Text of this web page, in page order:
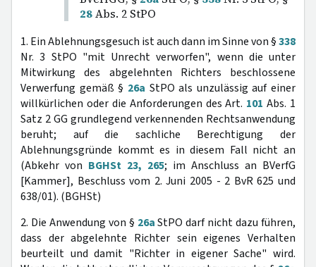
28Abs. 2 StPO
1. Ein Ablehnungsgesuch ist auch dann im Sinne von §338
Nr. 3 StPO "mit Unrecht verworfen", wenn die unter
Mitwirkung des abgelehnten Richters beschlossene
Verwerfung gemäß § 26a StPO als unzulässig auf einer
willkürlichen oder die Anforderungen des Art. 101 Abs. 1
Satz 2 GG grundlegend verkennenden Rechtsanwendung
beruht; auf die sachliche Berechtigung der
Ablehnungsgründe kommt es in diesem Fall nicht an
(Abkehr von BGHSt 23, 265; im Anschluss an BVerfG
[Kammer], Beschluss vom 2. Juni 2005 - 2 BvR 625 und
638/01). (BGHSt)
2. Die Anwendung von § 26aStPO darf nicht dazu führen,
dass der abgelehnte Richter sein eigenes Verhalten
beurteilt und damit "Richter in eigener Sache" wird.